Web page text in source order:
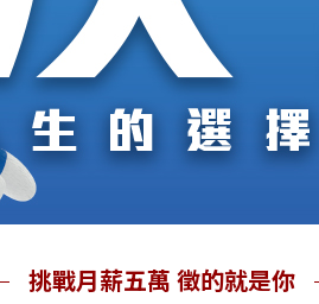
挑戰月薪五萬 徵的就是你